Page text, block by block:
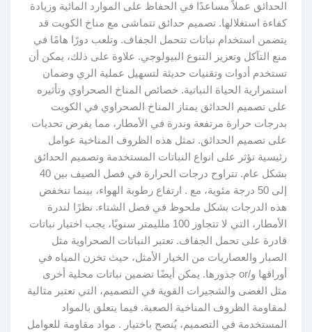
الحدائق عملاً مساعدًا في الحفاظ على الموارد المائية وزيادة
كفاءة استغلالها. تصميم حدائق تتماشى مع مناخ الكويت قد
يتضمن استخدام نباتات تتحمل الجفاف. وتلعب دورًا هامًا في
منع التآكل وتعزيز التنوع البيولوجي. علاوة على ذلك، يمكن أن
تستخدم أدوات وتقنيات حديثة لتسهيل عملية الري وضمان
استمرارية الحياة النباتية. خصائص المناخ الصحراوي وتأثيره
على تصميم الحدائق يمتاز المناخ الصحراوي في الكويت
بدرجات حرارة مرتفعة وندرة في الأمطار، مما يفرض تحديات
على تصميم الحدائق. تمثل هذه الظروف المناخية عوامل
رئيسية تؤثر على انواع النباتات المستخدمة وتصميم الحدائق
بشكل عام. تتراوح درجات الحرارة في فصل الصيف بين 40
إلى 50 درجة مئوية، مع . ارتفاع رطوبة الهواء، بينما تنخفض
هذه الدرجات بشكل ملحوظ في فصل الشتاء. نظرًا لندرة
الأمطار، التي لا تتجاوز 100 ملليمتر سنويًا، يجب اختيار نباتات
قادرة على تحمل الجفاف. تعتبر النباتات الصحراوية مثل
الصبار والعصاريات من الخيار الأمثل، حيث تخزن المياه في
أوراقها و/or جذورها. يمكن أيضًا تضمين نباتات محلية أخرى
مثل الغضى والشجيرات القوية في التصميم، التي تعتبر مثالية
لمقاومة الظروف المناخية الصعبة. فيما يتعلق بالمواد
المستخدمة في التصميم، يُنصح باختيار . مواد مقاومة للعوامل